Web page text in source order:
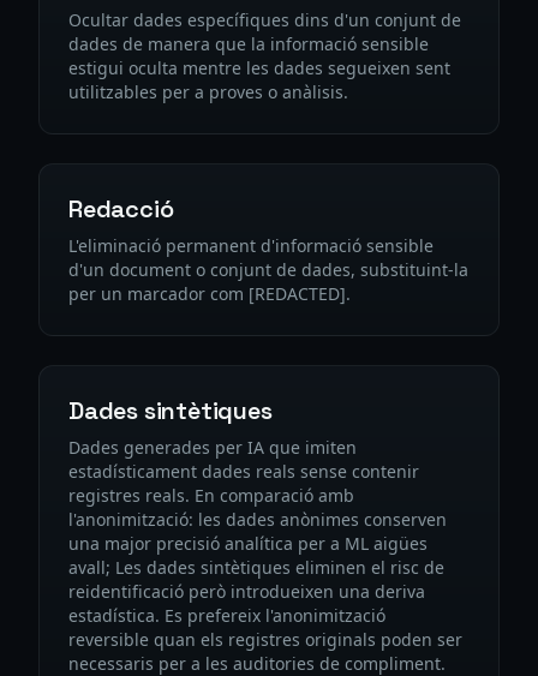
Ocultar dades específiques dins d'un conjunt de
dades de manera que la informació sensible
estigui oculta mentre les dades segueixen sent
utilitzables per a proves o anàlisis.
Redacció
L'eliminació permanent d'informació sensible
d'un document o conjunt de dades, substituint-la
per un marcador com [REDACTED].
Dades sintètiques
Dades generades per IA que imiten
estadísticament dades reals sense contenir
registres reals. En comparació amb
l'anonimització: les dades anònimes conserven
una major precisió analítica per a ML aigües
avall; Les dades sintètiques eliminen el risc de
reidentificació però introdueixen una deriva
estadística. Es prefereix l'anonimització
reversible quan els registres originals poden ser
necessaris per a les auditories de compliment.